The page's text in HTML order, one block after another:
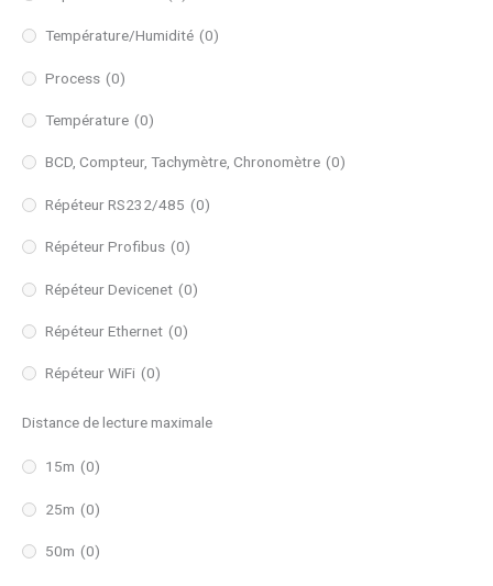
Température/Humidité (0)
Process (0)
Température (0)
BCD, Compteur, Tachymètre, Chronomètre (0)
Répéteur RS232/485 (0)
Répéteur Profibus (0)
Répéteur Devicenet (0)
Répéteur Ethernet (0)
Répéteur WiFi (0)
Distance de lecture maximale
15m (0)
25m (0)
50m (0)